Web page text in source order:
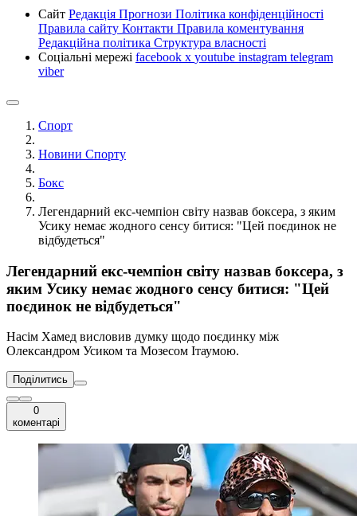
Сайт Редакція Прогнози Політика конфіденційності
Правила сайту Контакти Правила коментування
Редакційна політика Структура власності
Соціальні мережі facebook x youtube instagram telegram
viber
Спорт
Новини Спорту
Бокс
Легендарний екс-чемпіон світу назвав боксера, з яким
Усику немає жодного сенсу битися: "Цей поєдинок не
відбудеться"
Легендарний екс-чемпіон світу назвав боксера, з
яким Усику немає жодного сенсу битися: "Цей
поєдинок не відбудеться"
Насім Хамед висловив думку щодо поєдинку між
Олександром Усиком та Мозесом Ітаумою.
Поділитись
0
коментарі